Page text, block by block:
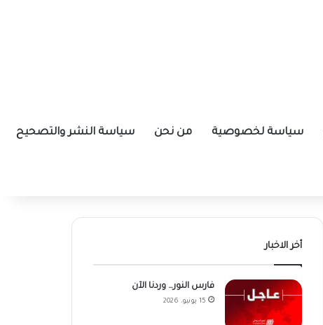
سياسة لخصوصية من نحن سياسة النشر والتصحيح
أخر الاخبار
فارس النور… وردنا الآن
15 يونيو، 2026